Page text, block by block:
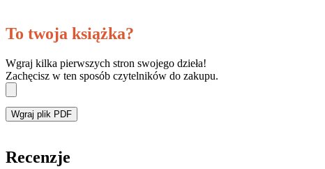
To twoja książka?
Wgraj kilka pierwszych stron swojego dzieła!
Zachęcisz w ten sposób czytelników do zakupu.
Wgraj plik PDF
Recenzje